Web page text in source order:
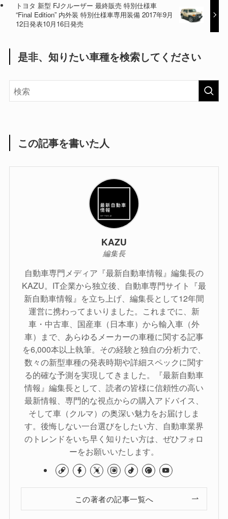
トヨタ 新型 FJクルーザー 最終販売 特別仕様車
“Final Edition” 内外装 特別仕様車専用装備 2017年9月
12日発表10月16日発売
是非、知りたい車種を検索してください
この記事を書いた人
KAZU
編集長
自動車専門メディア『最新自動車情報』編集長の
KAZU。IT企業から独立後、自動車専門サイト『最
新自動車情報』を立ち上げ、編集長として12年間
運営に携わってまいりました。これまでに、新
車・中古車、国産車（日本車）から輸入車（外
車）まで、あらゆるメーカーの車種に関する記事
を6,000本以上執筆。その経験と独自の分析力で、
数々の新型車種の発表時期や詳細スペックに関す
る的確な予測を実現してきました。『最新自動車
情報』編集長として、読者の皆様に信頼性の高い
最新情報、専門的な視点からの購入アドバイス、
そして車（クルマ）の奥深い魅力をお届けしま
す。後悔しない一台選びをしたい方、自動車業界
のトレンドをいち早く知りたい方は、ぜひフォロ
ーをお願いいたします。
この著者の記事一覧へ